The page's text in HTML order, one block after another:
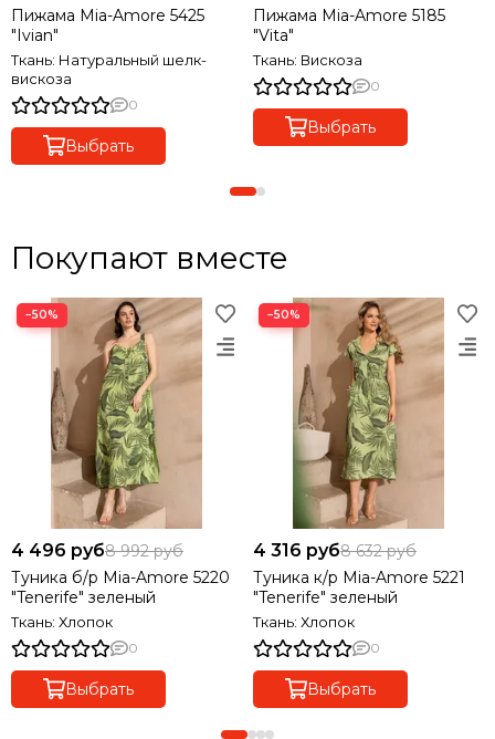
Пижама Mia-Amore 5425
"Ivian"
Ткань: Натуральный шелк-
вискоза
0
Выбрать
Пижама Mia-Amore 5185
"Vita"
Ткань: Вискоза
0
Выбрать
Покупают вместе
−50%
4 496 руб8 992 руб
Туника б/р Mia-Amore 5220
"Tenerife" зеленый
Ткань: Хлопок
0
Выбрать
−50%
4 316 руб8 632 руб
Туника к/р Mia-Amore 5221
"Tenerife" зеленый
Ткань: Хлопок
0
Выбрать